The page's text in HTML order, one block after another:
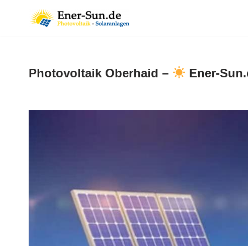
Photovoltaik Oberhaid – Ener-